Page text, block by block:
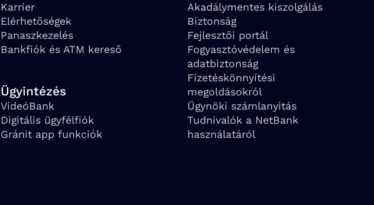
Karrier
Elérhetőségek
Panaszkezelés
Bankfiók és ATM kereső
Ügyintézés
VideóBank
Digitális ügyfélfiók
Gránit app funkciók
Akadálymentes kiszolgálás
Biztonság
Fejlesztői portál
Fogyasztóvédelem és
adatbiztonság
Fizetéskönnyítési
megoldásokról
Ügynöki számlanyitás
Tudnivalók a NetBank
használatáról